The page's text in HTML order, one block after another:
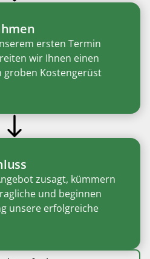
ersten Termin
wir Ihnen einen
groben Kostengerüst
zusagt, kümmern
und beginnen
unsere erfolgreiche